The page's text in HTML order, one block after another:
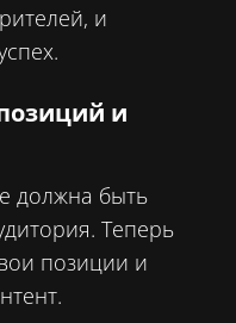
и
и
должна быть
Теперь
позиции и